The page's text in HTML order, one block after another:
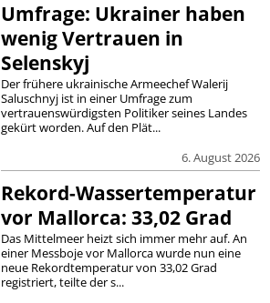
Umfrage: Ukrainer haben
wenig Vertrauen in
Selenskyj
6. August 2026
Der frühere ukrainische Armeechef Walerij
Saluschnyj ist in einer Umfrage zum
vertrauenswürdigsten Politiker seines Landes
gekürt worden. Auf den Plät...
Rekord-Wassertemperatur
vor Mallorca: 33,02 Grad
Das Mittelmeer heizt sich immer mehr auf. An
einer Messboje vor Mallorca wurde nun eine
neue Rekordtemperatur von 33,02 Grad
registriert, teilte der s...